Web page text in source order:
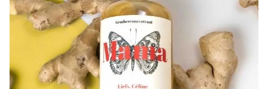
Originele Kerstpakketten
Horeca
Private Label Spirits
Reviews
Blog